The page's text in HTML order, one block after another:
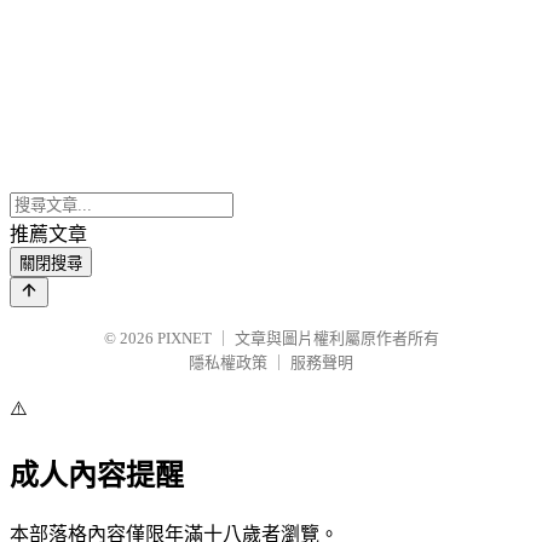
推薦文章
關閉搜尋
© 2026 PIXNET
文章與圖片權利屬原作者所有
隱私權政策
服務聲明
⚠️
成人內容提醒
本部落格內容僅限年滿十八歲者瀏覽。